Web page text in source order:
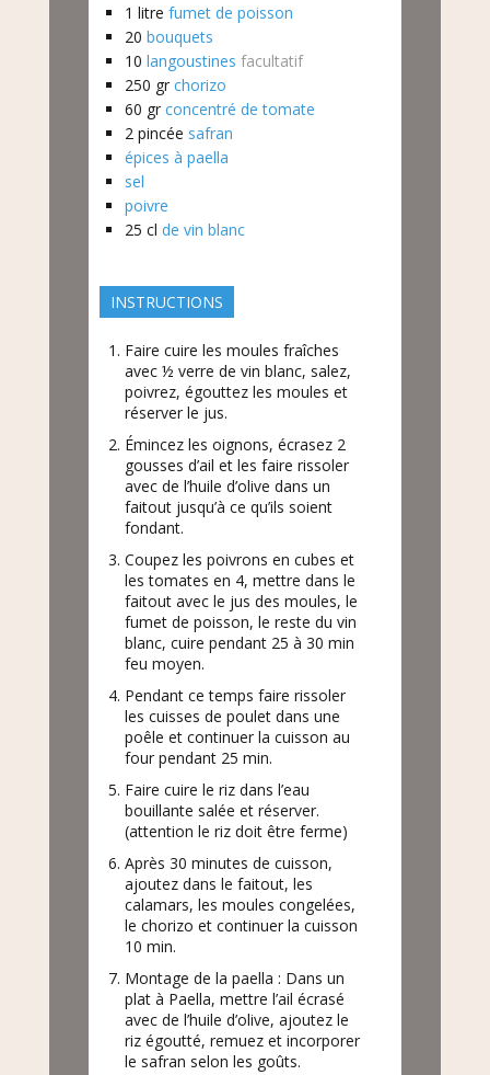
1 litre fumet de poisson
20 bouquets
10 langoustines facultatif
250 gr chorizo
60 gr concentré de tomate
2 pincée safran
épices à paella
sel
poivre
25 cl de vin blanc
INSTRUCTIONS
Faire cuire les moules fraîches
avec ½ verre de vin blanc, salez,
poivrez, égouttez les moules et
réserver le jus.
Émincez les oignons, écrasez 2
gousses d’ail et les faire rissoler
avec de l’huile d’olive dans un
faitout jusqu’à ce qu’ils soient
fondant.
Coupez les poivrons en cubes et
les tomates en 4, mettre dans le
faitout avec le jus des moules, le
fumet de poisson, le reste du vin
blanc, cuire pendant 25 à 30 min
feu moyen.
Pendant ce temps faire rissoler
les cuisses de poulet dans une
poêle et continuer la cuisson au
four pendant 25 min.
Faire cuire le riz dans l’eau
bouillante salée et réserver.
(attention le riz doit être ferme)
Après 30 minutes de cuisson,
ajoutez dans le faitout, les
calamars, les moules congelées,
le chorizo et continuer la cuisson
10 min.
Montage de la paella : Dans un
plat à Paella, mettre l’ail écrasé
avec de l’huile d’olive, ajoutez le
riz égoutté, remuez et incorporer
le safran selon les goûts.